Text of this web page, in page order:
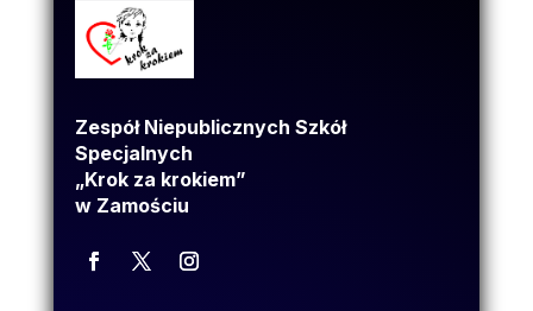
Zespół Niepublicznych Szkół
Specjalnych
„Krok za krokiem”
w Zamościu